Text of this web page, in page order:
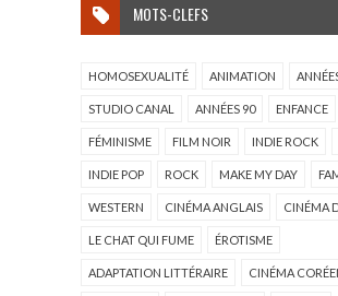
MOTS-CLEFS
HOMOSEXUALITÉ ANIMATION
STUDIO CANAL ANNÉES 90 ENFANCE
FÉMINISME FILM NOIR INDIE ROCK
INDIE POP ROCK MAKE MY DAY
WESTERN CINÉMA ANGLAIS CINÉMA
LE CHAT QUI FUME ÉROTISME
ADAPTATION LITTÉRAIRE CINÉMA